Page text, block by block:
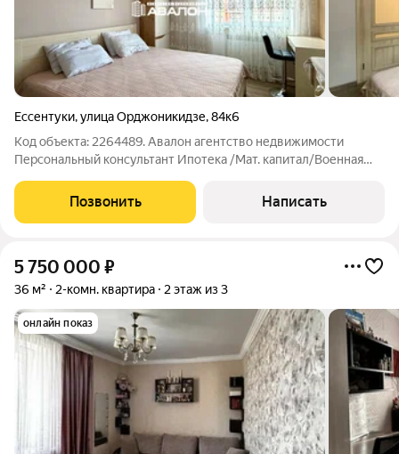
Ессентуки,улица Орджоникидзе,84к6
Код объекта: 2264489. Авалон агентство недвижимости
Персональный консультант Ипотека /Мат. капитал/Военная
от Курортной зоны. Планировка: просторная кухня с выходом
на застекленный балкон, две
Позвонить Написать
5 750 000 ₽
36 м² 2-комн. квартира 2 этаж из 3
онлайн показ